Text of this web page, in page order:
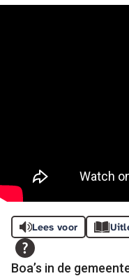
Lees voor
Boa’s in de